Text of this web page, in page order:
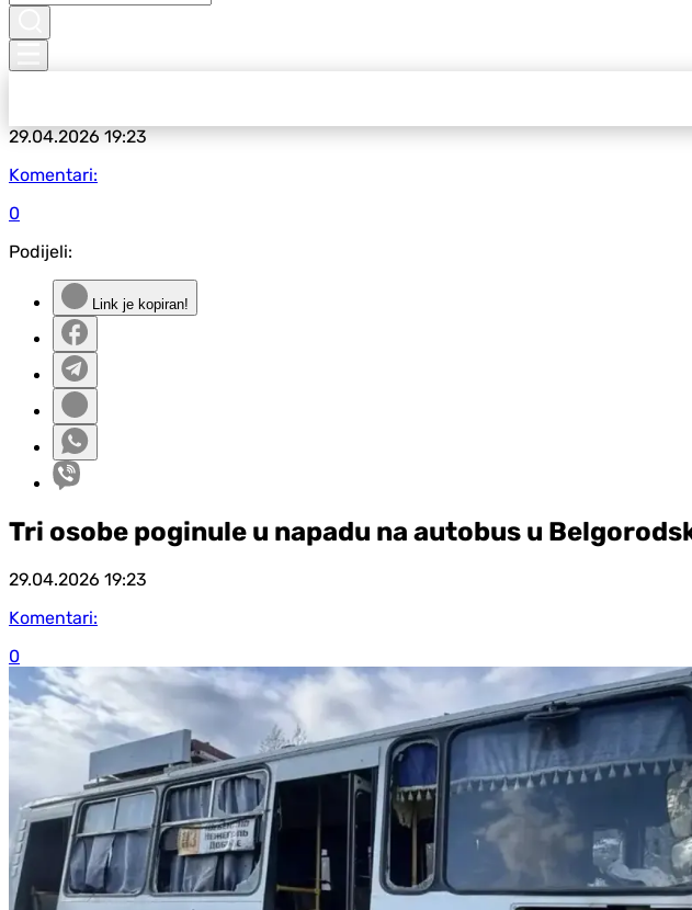
29.04.202619:23
Komentari:
0
Podijeli:
Link je kopiran!
Tri osobe poginule u napadu na autobus u
29.04.2026 19:23
Komentari:
0